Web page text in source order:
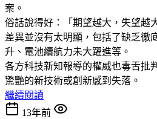
案。
俗話說得好：「期望越大，失望越
差異並沒有太明顯，包括了缺乏徹
升、電池續航力未大躍進等。
各方科技新知報導的權威也毒舌批
驚艷的新技術或創新感到失落。
繼續閱讀
13年前